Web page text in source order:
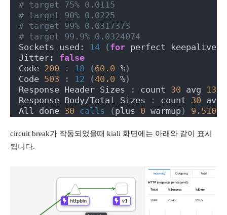
# target 75% 0.0115
# target 90% 0.0225
# target 99% 0.0317373
# target 99.9% 0.0324074
Sockets used: 14 (for perfect keepalive,
Jitter: false
Code 200 : 18 (60.0 %)
Code 503 : 12 (40.0 %)
Response Header Sizes
: count 30 avg
Response Body/Total Sizes
: count 30 avg
All done 30 calls (plus 0 warmup) 9.510
circuit break가 작동되었을때 kiali 화면에는 아래와 같이 표시
됩니다.